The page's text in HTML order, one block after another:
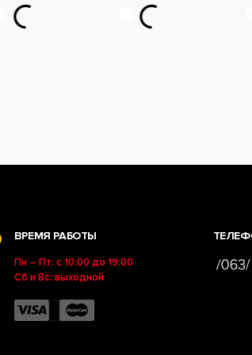
ВРЕМЯ РАБОТЫ
Пн – Пт: с 10:00 до 19:00
Сб и Вс: выходной